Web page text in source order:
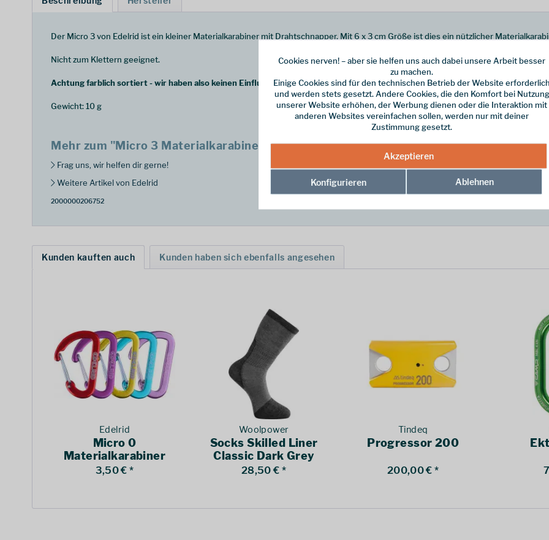
Der Micro 3 von Edelrid ist ein kleiner Materialkarabiner mit Drahtschnapper. Mit 6 x 3 cm Größe ist dies ein nützlicher
Nicht zum Klettern geeignet.
Achtung farblich sortiert - wir haben also keinen Einfluss auf die Farbauswahl!
Gewicht: 10 g
Mehr zum "Micro 3 Materialkarabiner"
Frag uns, wir helfen dir gerne!
Weitere Artikel von Edelrid
2000000206752
Kunden kauften auch Kunden haben sich ebenfalls angesehen
Edelrid
Micro 0
Materialkarabiner
3,50 € *
Woolpower
Socks Skilled Liner
Classic Dark Grey
28,50 € *
Tindeq
Progressor 200
200,00 € *
Cookies nerven! – aber sie helfen uns auch dabei unsere Arbeit besser
zu machen.
Einige Cookies sind für den technischen Betrieb der Website erforderlich
und werden stets gesetzt. Andere Cookies, die den Komfort bei Nutzung
unserer Website erhöhen, der Werbung dienen oder die Interaktion mit
anderen Websites vereinfachen sollen, werden nur mit deiner
Zustimmung gesetzt.
Akzeptieren
Konfigurieren Ablehnen